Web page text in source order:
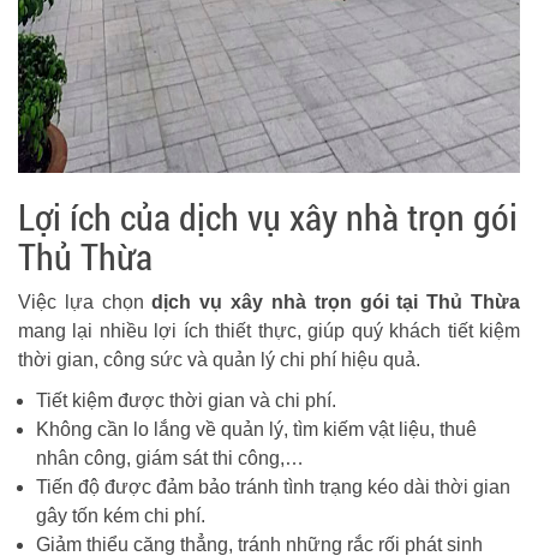
Lợi ích của dịch vụ xây nhà trọn gói
Thủ Thừa
Việc lựa chọndịch vụ xây nhà trọn gói tại Thủ Thừa
mang lại nhiều lợi ích thiết thực, giúp quý khách tiết kiệm
thời gian, công sức và quản lý chi phí hiệu quả.
Tiết kiệm được thời gian và chi phí.
Không cần lo lắng về quản lý, tìm kiếm vật liệu, thuê
nhân công, giám sát thi công,…
Tiến độ được đảm bảo tránh tình trạng kéo dài thời gian
gây tốn kém chi phí.
Giảm thiểu căng thẳng, tránh những rắc rối phát sinh